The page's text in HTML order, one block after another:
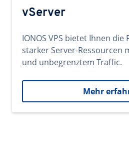
vServer
IONOS VPS bietet Ihnen
starker Server-Ressourcen
und unbegrenztem Traffic.
Mehr